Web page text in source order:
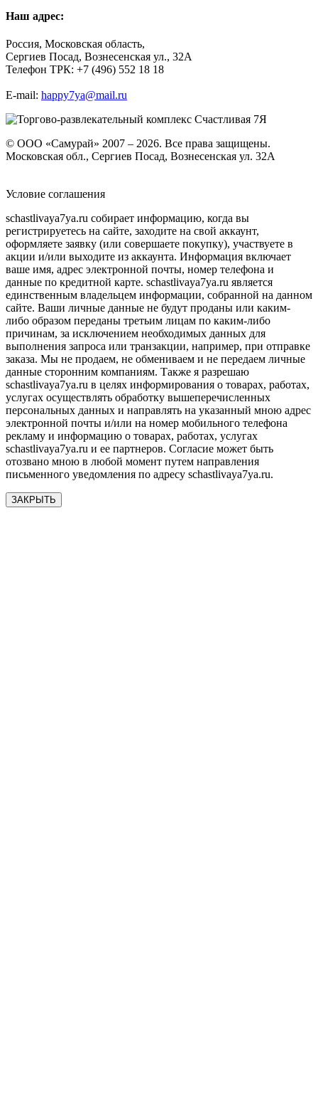
Наш адрес:
Россия, Московская область,
Сергиев Посад, Вознесенская ул., 32А
Телефон ТРК: +7 (496) 552 18 18
E-mail: happy7ya@mail.ru
© ООО «Самурай» 2007 – 2026. Все права защищены.
Московская обл., Сергиев Посад, Вознесенская ул. 32А
Условие соглашения
schastlivaya7ya.ru собирает информацию, когда вы
регистрируетесь на сайте, заходите на свой аккаунт,
оформляете заявку (или совершаете покупку), участвуете в
акции и/или выходите из аккаунта. Информация включает
ваше имя, адрес электронной почты, номер телефона и
данные по кредитной карте. schastlivaya7ya.ru является
единственным владельцем информации, собранной на данном
сайте. Ваши личные данные не будут проданы или каким-
либо образом переданы третьим лицам по каким-либо
причинам, за исключением необходимых данных для
выполнения запроса или транзакции, например, при отправке
заказа. Мы не продаем, не обмениваем и не передаем личные
данные сторонним компаниям. Также я разрешаю
schastlivaya7ya.ru в целях информирования о товарах, работах,
услугах осуществлять обработку вышеперечисленных
персональных данных и направлять на указанный мною адрес
электронной почты и/или на номер мобильного телефона
рекламу и информацию о товарах, работах, услугах
schastlivaya7ya.ru и ее партнеров. Согласие может быть
отозвано мною в любой момент путем направления
письменного уведомления по адресу schastlivaya7ya.ru.
ЗАКРЫТЬ